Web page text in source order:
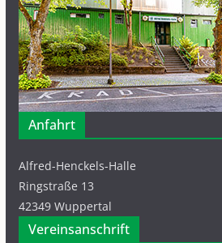
Anfahrt
Alfred-Henckels-Halle
Ringstraße 13
42349 Wuppertal
Vereinsanschrift